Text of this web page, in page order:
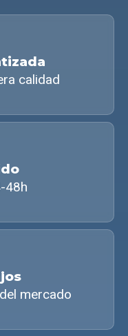
calidad
48h
mercado